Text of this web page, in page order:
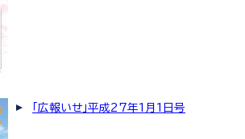
「広報いせ」平成27年1月1日号